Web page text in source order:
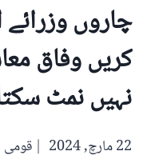
چاروں
کریں وفاق
نہیں نمٹ
22 مارچ, 2024 قومی